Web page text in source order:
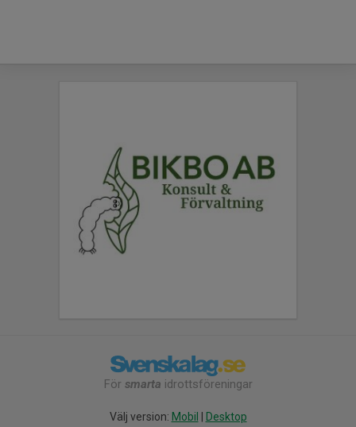
För smarta idrottsföreningar
Välj version: Mobil Desktop